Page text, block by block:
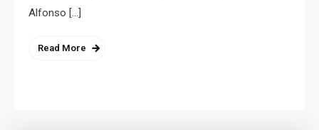
Alfonso […]
Read More